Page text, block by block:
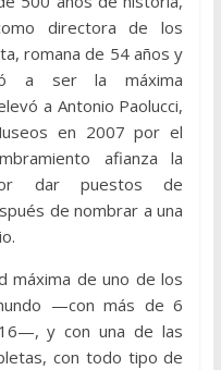
directora de los
romana de 54 años y
a ser la máxima
a Antonio Paolucci,
en 2007 por el
afianza la
dar puestos de
de nombrar a una
máxima de uno de los
—con más de 6
y con una de las
con todo tipo de